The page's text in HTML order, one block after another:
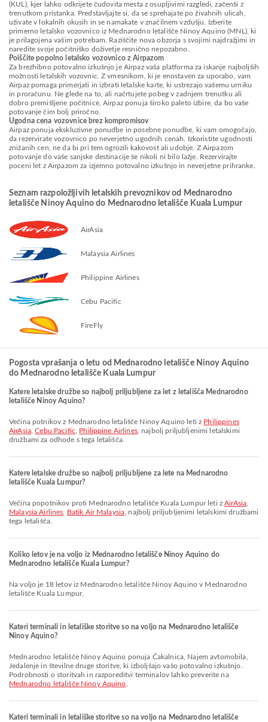
(KUL), kjer lahko odkrijete čudovita mesta z osupljivimi razgledi, začenši z
trenutkom pristanka. Predstavljajte si, da se sprehajate po živahnih ulicah,
uživate v lokalnih okusih in se namakate v značilnem vzdušju. Izberite
primerno letalsko vozovnico iz Mednarodno letališče Ninoy Aquino (MNL), ki
je prilagojena vašim potrebam. Raziščite nova obzorja s svojimi najdražjimi in
naredite svoje počitniško doživetje resnično nepozabno.
Poiščite popolno letalsko vozovnico z Airpazom
Za brezhibno potovalno izkušnjo je Airpaz vaša platforma za iskanje najboljših
možnosti letalskih vozovnic. Z vmesnikom, ki je enostaven za uporabo, vam
Airpaz pomaga primerjati in izbrati letalske karte, ki ustrezajo vašemu urniku
in proračunu. Ne glede na to, ali načrtujete pobeg v zadnjem trenutku ali
dobro premišljene počitnice, Airpaz ponuja široko paleto izbire, da bo vaše
potovanje čim bolj priročno.
Ugodna cena vozovnice brez kompromisov
Airpaz ponuja ekskluzivne ponudbe in posebne ponudbe, ki vam omogočajo,
da rezervirate vozovnico po neverjetno ugodnih cenah. Izkoristite ugodnosti
znižanih cen, ne da bi pri tem ogrozili kakovost ali udobje. Z Airpazom
potovanje do vaše sanjske destinacije še nikoli ni bilo lažje. Rezervirajte
poceni let z Airpazom za izjemno potovalno izkušnjo in neverjetne prihranke.
Seznam razpoložljivih letalskih prevoznikov od Mednarodno
letališče Ninoy Aquino do Mednarodno letališče Kuala Lumpur
AirAsia
Malaysia Airlines
Philippine Airlines
Cebu Pacific
FireFly
Pogosta vprašanja o letu od Mednarodno letališče Ninoy Aquino
do Mednarodno letališče Kuala Lumpur
Katere letalske družbe so najbolj priljubljene za let z letališča Mednarodno
letališče Ninoy Aquino?
Večina potnikov z Mednarodno letališče Ninoy Aquino leti z Philippines
AirAsia,Cebu Pacific Philippine Airlines, najbolj priljubljenimi letalskimi
družbami za odhode s tega letališča.
Katere letalske družbe so najbolj priljubljene za lete na Mednarodno
letališče Kuala Lumpur?
Večina popotnikov proti Mednarodno letališče Kuala Lumpur leti zAirAsia
Malaysia Airlines
Batik Air Malaysia , najbolj priljubljenimi letalskimi družbami
tega letališča.
Koliko letov je na voljo iz Mednarodno letališče Ninoy Aquino do
Mednarodno letališče Kuala Lumpur?
Na voljo je 18 letov iz Mednarodno letališče Ninoy Aquino v Mednarodno
letališče Kuala Lumpur.
Kateri terminali in letališke storitve so na voljo na Mednarodno letališče
Ninoy Aquino?
Mednarodno letališče Ninoy Aquino ponuja Čakalnica, Najem avtomobila,
Jedalenje in številne druge storitve, ki izboljšajo vašo potovalno izkušnjo.
Podrobnosti o storitvah in razporeditvi terminalov lahko preverite na
Mednarodno letališče Ninoy Aquino
Kateri terminali in letališke storitve so na voljo na Mednarodno letališče